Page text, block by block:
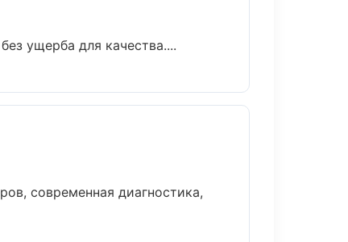
ущерба для качества....
современная диагностика,